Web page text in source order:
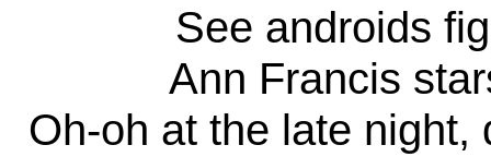
See androids
Ann Francis
Oh-oh at the late night,